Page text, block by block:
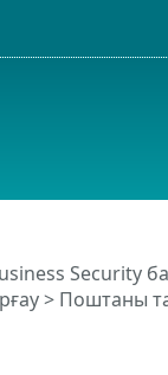
Security
> Поштаны